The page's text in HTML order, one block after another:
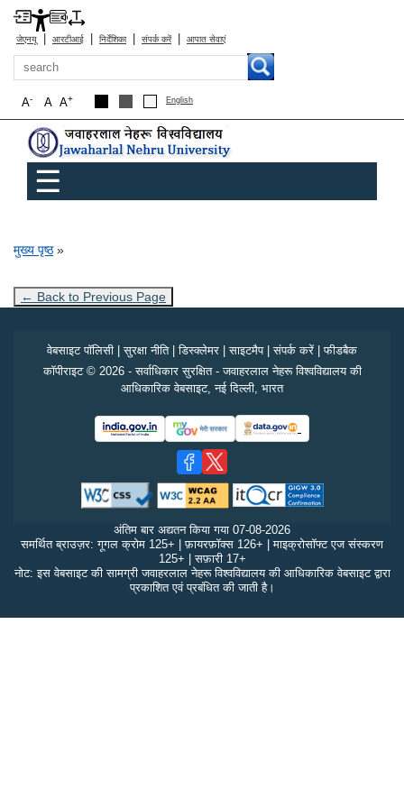
जेएनयू | आरटीआई | निर्देशिका | संपर्क करें | आपात सेवाएं
खोज
A+
A
A- English
Main menu
☰
पग चिन्ह
मुख्य पृष्ठ
← Back to Previous Page
वेबसाइट पॉलिसी |सुरक्षा नीति|डिस्क्लेमर |साइटमैप|संपर्क करें |फीडबैक
कॉपीराइट © 2026 - सर्वाधिकार सुरक्षित - जवाहरलाल नेहरू विश्वविद्यालय की
आधिकारिक वेबसाइट, नई दिल्ली, भारत
अंतिम बार अद्यतन किया गया 07-08-2026
समर्थित ब्राउज़र: गूगल क्रोम 125+ | फ़ायरफ़ॉक्स 126+ | माइक्रोसॉफ्ट एज संस्करण
125+ | सफ़ारी 17+
नोट: इस वेबसाइट की सामग्री जवाहरलाल नेहरू विश्वविद्यालय की आधिकारिक वेबसाइट द्वारा
प्रकाशित एवं प्रबंधित की जाती है।